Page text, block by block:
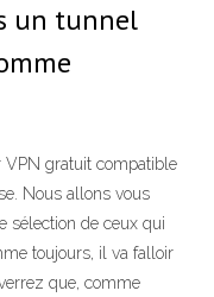
un tunnel
VPN gratuit compatible
Nous allons vous
sélection de ceux qui
toujours, il va falloir
que, comme